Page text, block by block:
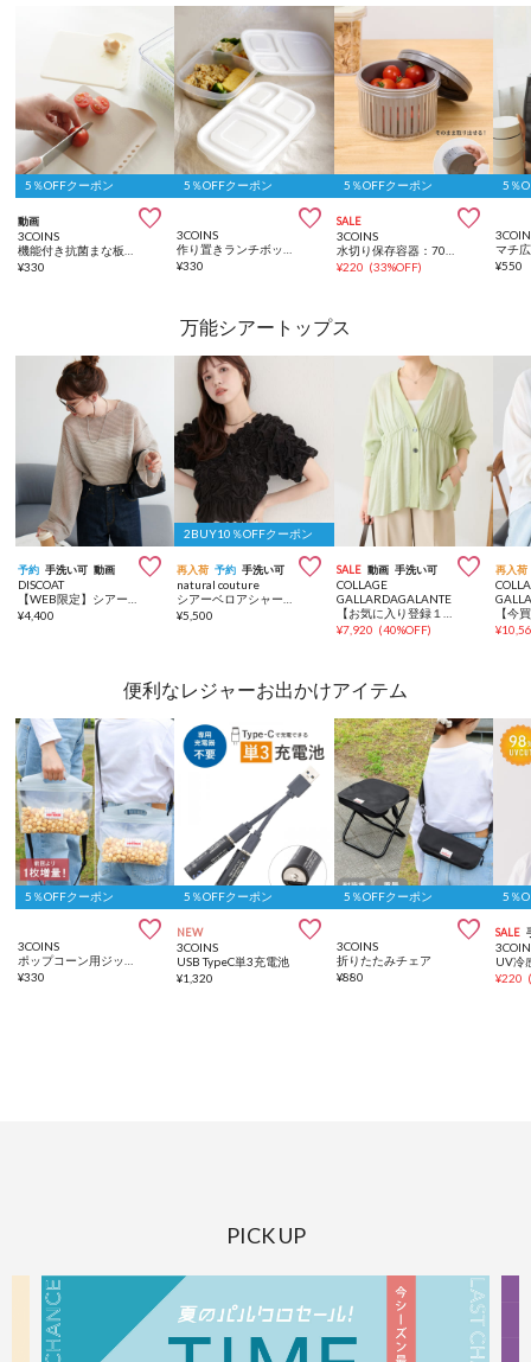
5％OFFクーポン
動画 
3COINS
¥330
5％OFFクーポン

3COINS
¥330
5％OFFクーポン
SALE 
3COINS
¥220 (33%OFF)
5％
マチ
¥550
万能シアートップス
予約 手洗い可 動画 
DISCOAT
¥4,400
2BUY10％OFFクーポン
再入荷 予約 手洗い可 
natural couture
¥5,500
SALE 動画 手洗い可 
COLLAGE
GALLARDAGALANTE
¥7,920 (40%OFF)
再入荷
¥
便利なレジャーお出かけアイテム
5％OFFクーポン

3COINS
¥330
5％OFFクーポン
NEW 
3COINS
USB TypeC単3充電池
¥1,320
5％OFFクーポン

3COINS
折りたたみチェア
¥880
5％
SALE
¥220
PICK UP